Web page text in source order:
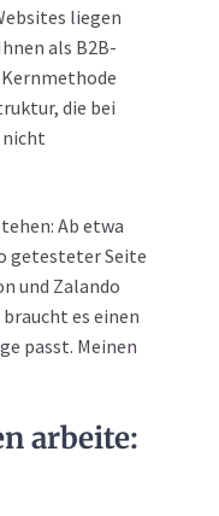
liegen
als B2B-
die bei
Ab etwa
getesteter Seite
und Zalando
es einen
passt. Meinen
arbeite: